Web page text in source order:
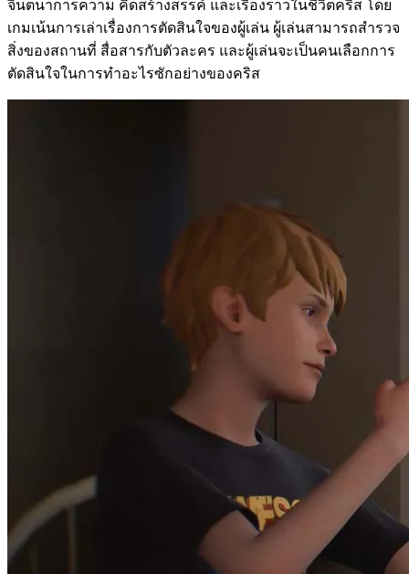
จินตนาการความ คิดสร้างสรรค์ และเรื่องราวในชีวิตคริส โดย
เกมเน้นการเล่าเรื่องการตัดสินใจของผู้เล่น ผู้เล่นสามารถสำรวจ
สิ่งของสถานที่ สื่อสารกับตัวละคร และผู้เล่นจะเป็นคนเลือกการ
ตัดสินใจในการทำอะไรซักอย่างของคริส